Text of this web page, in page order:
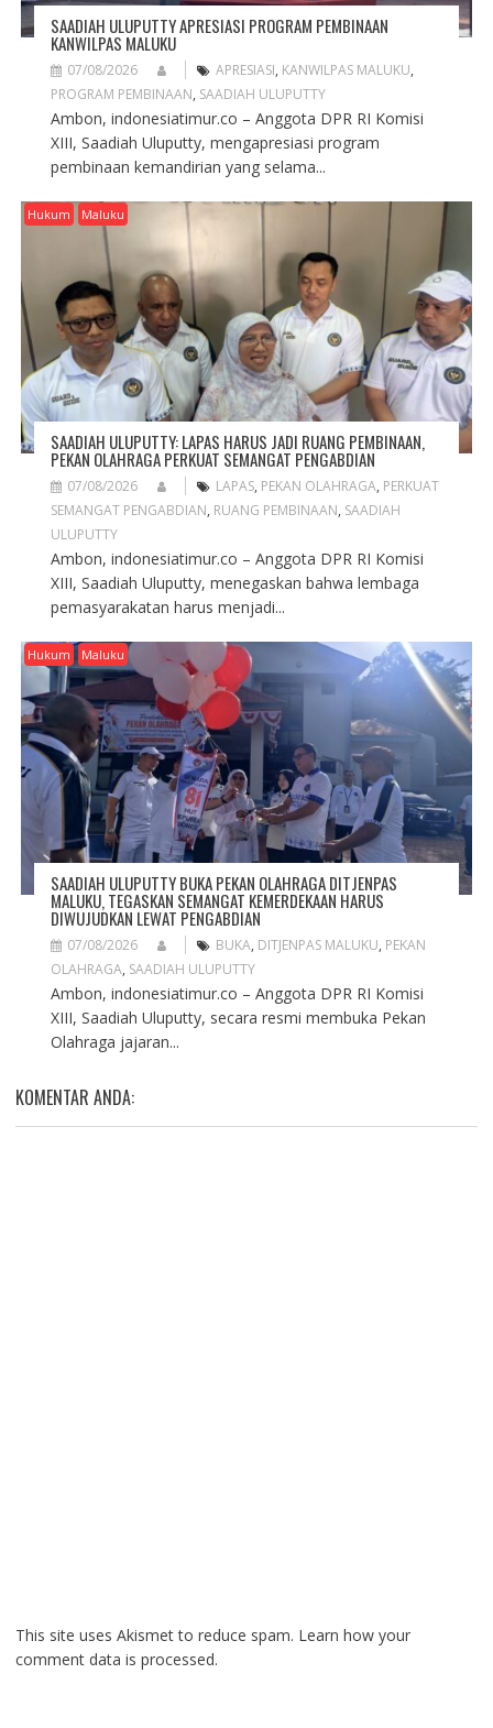
SAADIAH ULUPUTTY APRESIASI PROGRAM PEMBINAAN
KANWILPAS MALUKU
07/08/2026 APRESIASI, KANWILPAS MALUKU,
PROGRAM PEMBINAAN, SAADIAH ULUPUTTY
Ambon, indonesiatimur.co – Anggota DPR RI Komisi
XIII, Saadiah Uluputty, mengapresiasi program
pembinaan kemandirian yang selama...
Hukum Maluku
SAADIAH ULUPUTTY: LAPAS HARUS JADI RUANG PEMBINAAN,
PEKAN OLAHRAGA PERKUAT SEMANGAT PENGABDIAN
07/08/2026 LAPAS, PEKAN OLAHRAGA, PERKUAT
SEMANGAT PENGABDIAN, RUANG PEMBINAAN, SAADIAH
ULUPUTTY
Ambon, indonesiatimur.co – Anggota DPR RI Komisi
XIII, Saadiah Uluputty, menegaskan bahwa lembaga
pemasyarakatan harus menjadi...
Hukum Maluku
SAADIAH ULUPUTTY BUKA PEKAN OLAHRAGA DITJENPAS
MALUKU, TEGASKAN SEMANGAT KEMERDEKAAN HARUS
DIWUJUDKAN LEWAT PENGABDIAN
07/08/2026 BUKA, DITJENPAS MALUKU, PEKAN
OLAHRAGA, SAADIAH ULUPUTTY
Ambon, indonesiatimur.co – Anggota DPR RI Komisi
XIII, Saadiah Uluputty, secara resmi membuka Pekan
Olahraga jajaran...
KOMENTAR ANDA:
This site uses Akismet to reduce spam. Learn how your
comment data is processed.